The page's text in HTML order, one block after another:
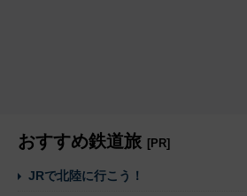
おすすめ鉄道旅 [PR]
JRで北陸に行こう！